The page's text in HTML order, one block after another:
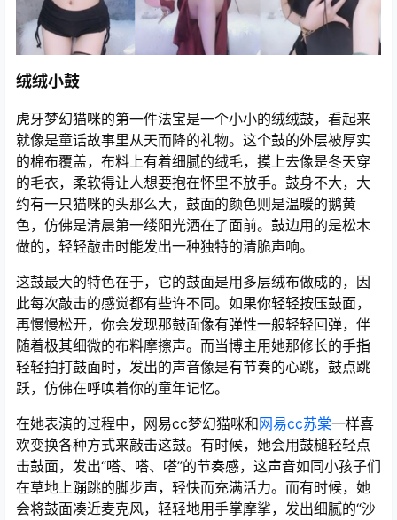
绒绒小鼓
虎牙梦幻猫咪的第一件法宝是一个小小的绒绒鼓，看起来
就像是童话故事里从天而降的礼物。这个鼓的外层被厚实
的棉布覆盖，布料上有着细腻的绒毛，摸上去像是冬天穿
的毛衣，柔软得让人想要抱在怀里不放手。鼓身不大，大
约有一只猫咪的头那么大，鼓面的颜色则是温暖的鹅黄
色，仿佛是清晨第一缕阳光洒在了面前。鼓边用的是松木
做的，轻轻敲击时能发出一种独特的清脆声响。
这鼓最大的特色在于，它的鼓面是用多层绒布做成的，因
此每次敲击的感觉都有些许不同。如果你轻轻按压鼓面，
再慢慢松开，你会发现那鼓面像有弹性一般轻轻回弹，伴
随着极其细微的布料摩擦声。而当博主用她那修长的手指
轻轻拍打鼓面时，发出的声音像是有节奏的心跳，鼓点跳
跃，仿佛在呼唤着你的童年记忆。
在她表演的过程中，网易cc梦幻猫咪和网易cc苏棠一样喜
欢变换各种方式来敲击这鼓。有时候，她会用鼓槌轻轻点
击鼓面，发出“嗒、嗒、嗒”的节奏感，这声音如同小孩子们
在草地上蹦跳的脚步声，轻快而充满活力。而有时候，她
会将鼓面凑近麦克风，轻轻地用手掌摩挲，发出细腻的“沙